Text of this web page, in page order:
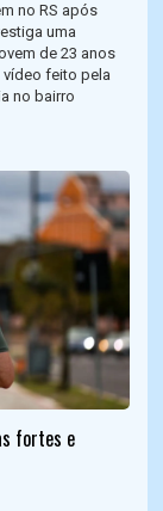
no RS após
uma
de 23 anos
feito pela
no bairro
fortes e